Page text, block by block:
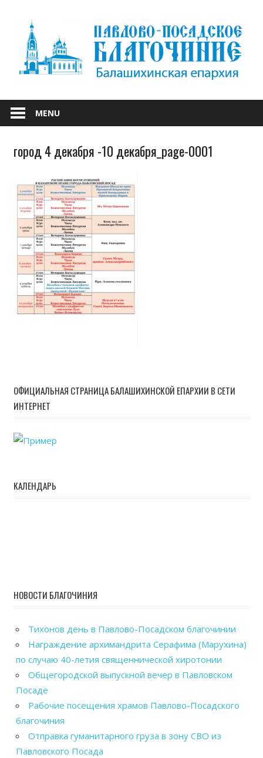
content
ПАВЛОВО-
ПОСАДСКОЕ
БЛАГОЧИНИЕ
MENU
город 4 декабря -10 декабря_page-0001
ОФИЦИАЛЬНАЯ СТРАНИЦА БАЛАШИХИНСКОЙ ЕПАРХИИ В СЕТИ
ИНТЕРНЕТ
КАЛЕНДАРЬ
НОВОСТИ БЛАГОЧИНИЯ
Тихонов день в Павлово-Посадском благочинии
Награждение архимандрита Серафима (Марухина)
по случаю 40-летия священнической хиротонии
Общегородской выпускной вечер в Павловском
Посаде
Рабочие посещения храмов Павлово-Посадского
благочиния
Отправка гуманитарного груза в зону СВО из
Павловского Посада